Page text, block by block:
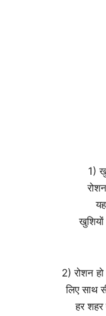
1)
खुशियों
2) रोशन
लिए साथ
हर शहर